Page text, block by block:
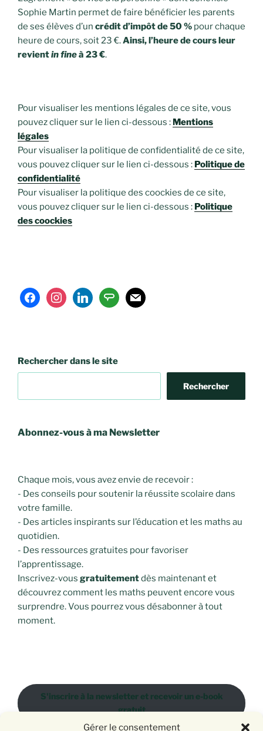
Gérer le consentement
Sophie Martin permet de faire bénéficier les parents
de ses élèves d’un crédit d’impôt de 50 % pour chaque
heure de cours, soit 23 €.Ainsi, l’heure de cours leur
revientin fineà 23 €.
Pour visualiser les mentions légales de ce site, vous
pouvez cliquer sur le lien ci-dessous : Mentions
légales
Pour visualiser la politique de confidentialité de ce site,
vous pouvez cliquer sur le lien ci-dessous : Politique de
confidentialité
Pour visualiser la politique des coockies de ce site,
vous pouvez cliquer sur le lien ci-dessous : Politique
des coockies
facebookinstagramlinkedinangieslist
mail
Rechercher dans le site
Rechercher
Abonnez-vous à ma Newsletter
Chaque mois, vous avez envie de recevoir :
- Des conseils pour soutenir la réussite scolaire dans
votre famille.
- Des articles inspirants sur l’éducation et les maths au
quotidien.
- Des ressources gratuites pour favoriser
l’apprentissage.
Inscrivez-vous gratuitementdès maintenant et
découvrez comment les maths peuvent encore vous
surprendre. Vous pourrez vous désabonner à tout
moment.
S'inscrire à la newsletter et recevoir un e-book
gratuit